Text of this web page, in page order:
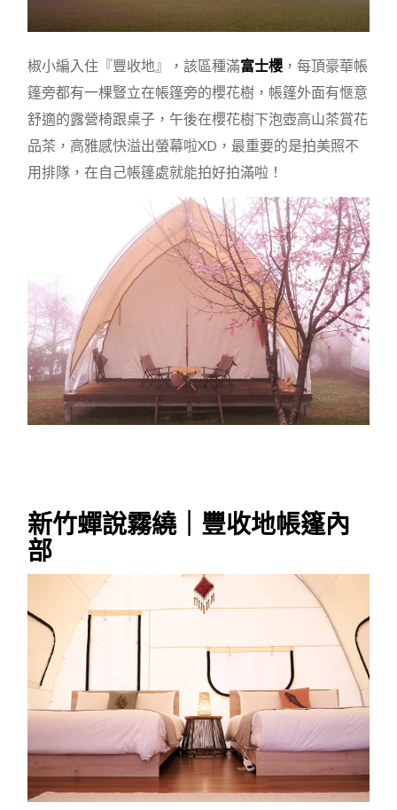
椒小編入住『豐收地』，該區種滿富士櫻 ，每頂豪華帳
篷旁都有一棵豎立在帳篷旁的櫻花樹，帳篷外面有愜意
舒適的露營椅跟桌子，午後在櫻花樹下泡壺高山茶賞花
品茶，高雅感快溢出螢幕啦XD，最重要的是拍美照不
用排隊，在自己帳篷處就能拍好拍滿啦！
新竹蟬說霧繞｜豐收地帳篷內
部